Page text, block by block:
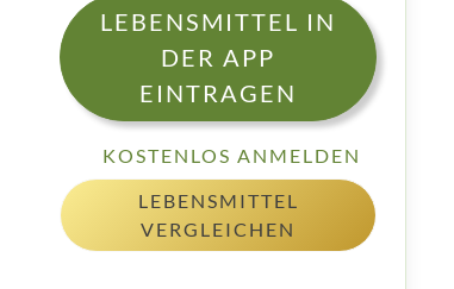
LEBENSMITTEL IN
DER APP
EINTRAGEN
KOSTENLOS ANMELDEN
LEBENSMITTEL
VERGLEICHEN